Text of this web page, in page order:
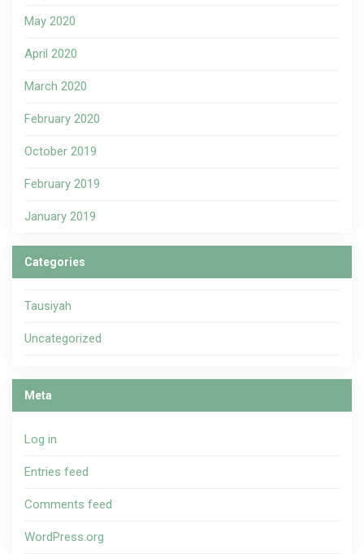
May 2020
April 2020
March 2020
February 2020
October 2019
February 2019
January 2019
Categories
Tausiyah
Uncategorized
Meta
Log in
Entries feed
Comments feed
WordPress.org